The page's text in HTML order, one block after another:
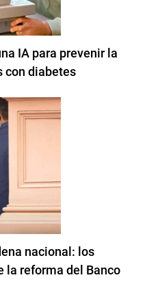
IA para prevenir la
con diabetes
nacional: los
la reforma del Banco